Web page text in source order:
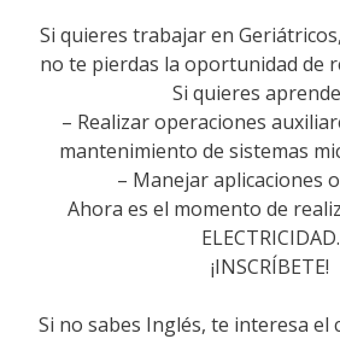
Si quieres trabajar en
no te pierdas la oportunidad de
Si quieres
– Realizar operaciones
mantenimiento de sistemas
– Manejar aplicaciones
Ahora es el momento de
ELECTRICIDAD.
¡INSCRÍBETE!
Si no sabes Inglés, te interesa el